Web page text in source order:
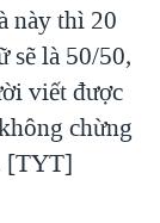
này thì 20
sẽ là 50/50,
viết được
chừng
[TYT]